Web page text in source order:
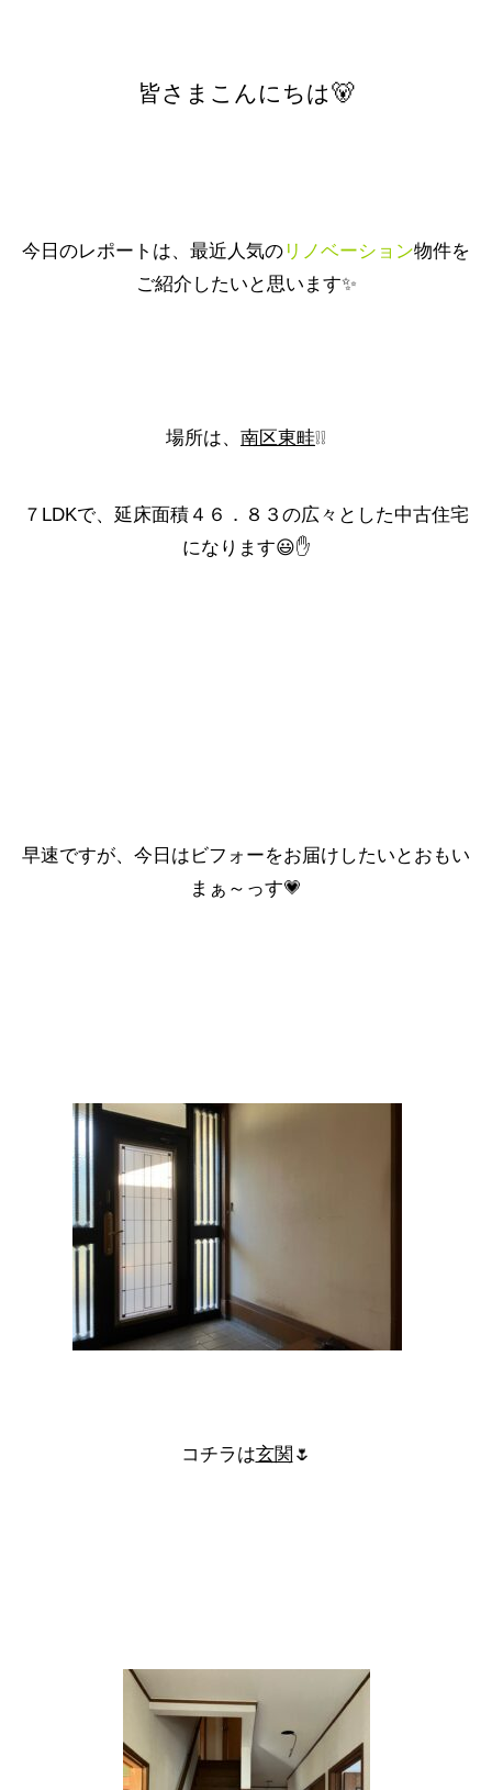
皆さまこんにちは🐻
今日のレポートは、最近人気の リノベーション物件を
ご紹介したいと思います✨
場所は、 南区東畦❕❕
７LDKで、 延床面積４６．８３ の広々とした中古住宅
になります😃✋
早速ですが、今日はビフォーをお届けしたいとおもい
まぁ～っす💗
コチラは玄関 🌷